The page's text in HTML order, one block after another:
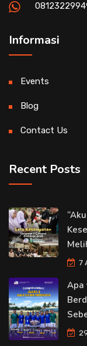
Informasi
Events
Blog
Contact Us
Recent Posts
7
Apa